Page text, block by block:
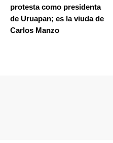
protesta como presidenta
de Uruapan; es la viuda de
Carlos Manzo